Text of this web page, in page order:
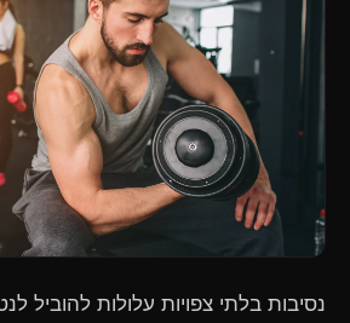
נסיבות בלתי צפויות עלולות להוביל